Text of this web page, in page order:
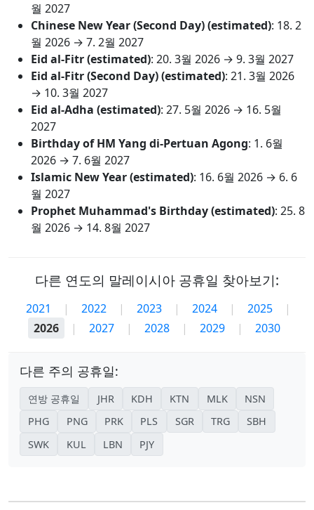
월 2027
Chinese New Year (Second Day) (estimated): 18. 2
월 2026 → 7. 2월 2027
Eid al-Fitr (estimated): 20. 3월 2026 → 9. 3월 2027
Eid al-Fitr (Second Day) (estimated): 21. 3월 2026
→ 10. 3월 2027
Eid al-Adha (estimated): 27. 5월 2026 → 16. 5월
2027
Birthday of HM Yang di-Pertuan Agong: 1. 6월
2026 → 7. 6월 2027
Islamic New Year (estimated): 16. 6월 2026 → 6. 6
월 2027
Prophet Muhammad's Birthday (estimated): 25. 8
월 2026 → 14. 8월 2027
다른 연도의 말레이시아 공휴일 찾아보기:
2021 | 2022 | 2023 | 2024 | 2025
|
2026
| 2027 | 2028 | 2029 | 2030
다른 주의 공휴일:
연방 공휴일 JHR KDH KTN MLK
NSN
PHG
PNG PRK PLS SGR TRG
SBH
SWK
KUL LBN PJY